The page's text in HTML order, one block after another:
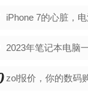
iPhone 7的心脏，
zol报价，你的数码